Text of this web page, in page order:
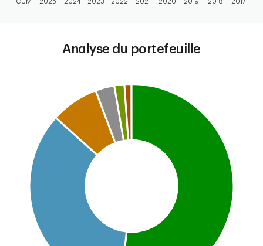
CUM 2025 2024 2023 2022 2021 2020 2019 2018 2017
Analyse du portefeuille
Pie chart with 6 slices.
This is a portfolio analysis pie chart